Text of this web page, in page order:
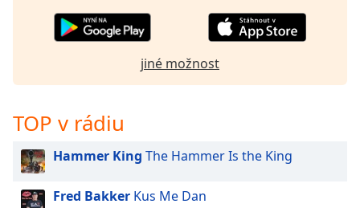
Area
Background
Color
Opacity
jiné možnost
TOP v rádiu
Hammer King The Hammer Is the King
Fred Bakker Kus Me Dan